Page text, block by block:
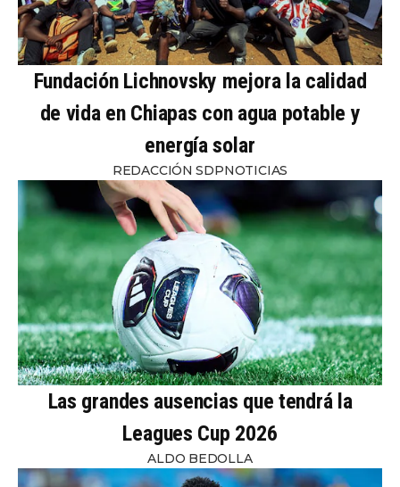
Fundación Lichnovsky mejora la calidad
de vida en Chiapas con agua potable y
energía solar
REDACCIÓN SDPNOTICIAS
Las grandes ausencias que tendrá la
Leagues Cup 2026
ALDO BEDOLLA